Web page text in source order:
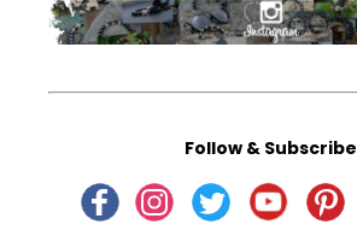
Follow & Subscribe